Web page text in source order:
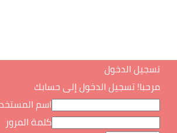
تسجيل الدخول
مرحبا! تسجيل الدخول إلى حسابك
اسم
كلمة المرور